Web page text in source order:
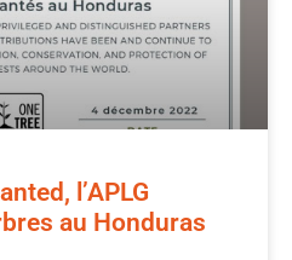
l’APLG
au Honduras